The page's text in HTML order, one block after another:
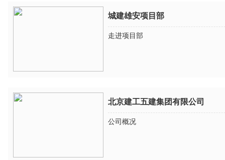
城建雄安项目部
走进项目部
北京建工五建集团有限公司
公司概况